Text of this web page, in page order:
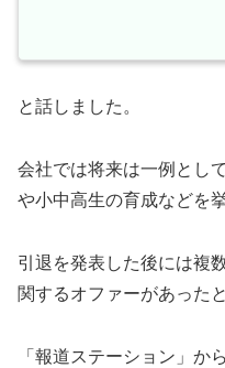
と話しました。
会社では将来は一例とし
や小中高生の育成などを
引退を発表した後には複
関するオファーがあった
「報道ステーション」か